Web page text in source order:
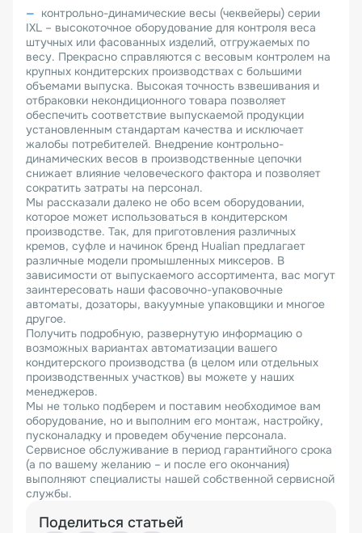
контрольно-динамические весы (чеквейеры) серии
IXL – высокоточное оборудование для контроля веса
штучных или фасованных изделий, отгружаемых по
весу. Прекрасно справляются с весовым контролем на
крупных кондитерских производствах с большими
объемами выпуска. Высокая точность взвешивания и
отбраковки некондиционного товара позволяет
обеспечить соответствие выпускаемой продукции
установленным стандартам качества и исключает
жалобы потребителей. Внедрение контрольно-
динамических весов в производственные цепочки
снижает влияние человеческого фактора и позволяет
сократить затраты на персонал.
Мы рассказали далеко не обо всем оборудовании,
которое может использоваться в кондитерском
производстве. Так, для приготовления различных
кремов, суфле и начинок бренд Hualian предлагает
различные модели промышленных миксеров. В
зависимости от выпускаемого ассортимента, вас могут
заинтересовать наши фасовочно-упаковочные
автоматы, дозаторы, вакуумные упаковщики и многое
другое.
Получить подробную, развернутую информацию о
возможных вариантах автоматизации вашего
кондитерского производства (в целом или отдельных
производственных участков) вы можете у наших
менеджеров.
Мы не только подберем и поставим необходимое вам
оборудование, но и выполним его монтаж, настройку,
пусконаладку и проведем обучение персонала.
Сервисное обслуживание в период гарантийного срока
(а по вашему желанию – и после его окончания)
выполняют специалисты нашей собственной сервисной
службы.
Поделиться статьей